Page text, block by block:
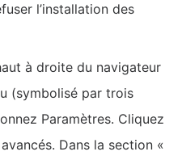
l’installation des
à droite du navigateur
(symbolisé par trois
Paramètres. Cliquez
Dans la section «